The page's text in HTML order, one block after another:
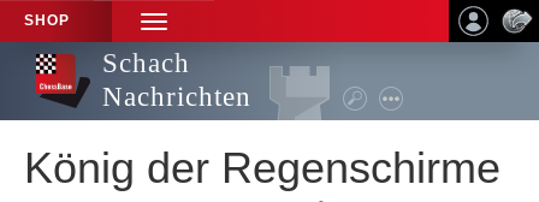
SHOP
TOGGLE
NAVIGATION
Schach
Nachrichten
König der Regenschirme